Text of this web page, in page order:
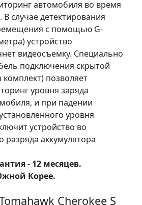
автомобиля во время
В случае детектирования
с помощью G-
устройство
видеосъемку. Специально
подключения скрытой
комплект) позволяет
уровня заряда
и при падении
уровня
устройство во
разряда аккумулятора
- 12 месяцев.
Корее.
Cherokee S